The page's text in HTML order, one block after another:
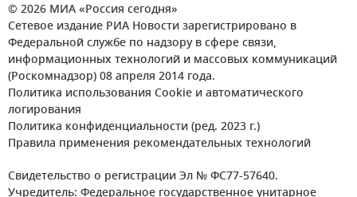
© 2026 МИА «Россия сегодня»
Сетевое издание РИА Новости зарегистрировано в
Федеральной службе по надзору в сфере связи,
информационных технологий и массовых коммуникаций
(Роскомнадзор) 08 апреля 2014 года.
Политика использования Cookie и автоматического
логирования
Политика конфиденциальности (ред. 2023 г.)
Правила применения рекомендательных технологий
Свидетельство о регистрации Эл № ФС77-57640.